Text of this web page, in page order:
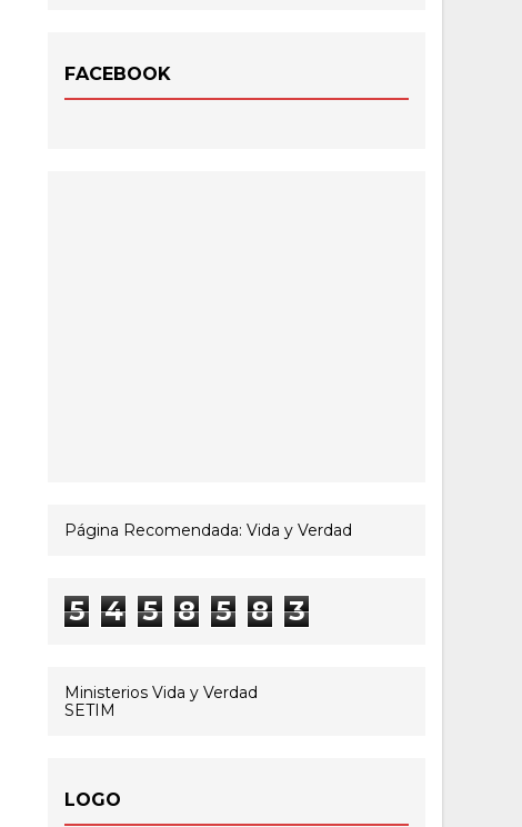
FACEBOOK
Página Recomendada: Vida y Verdad
5 4 5 8 5 8 3
Ministerios Vida y Verdad
SETIM
LOGO